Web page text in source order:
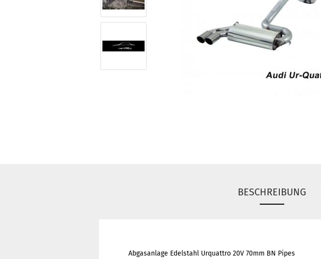
BESCHREIBUNG
Abgasanlage Edelstahl Urquattro 20V 70mm BN Pipes